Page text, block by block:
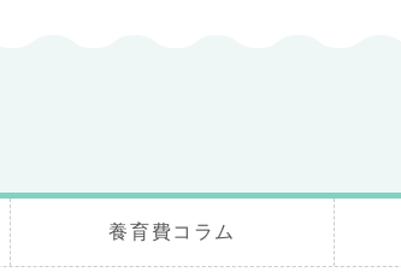
養育費コラム